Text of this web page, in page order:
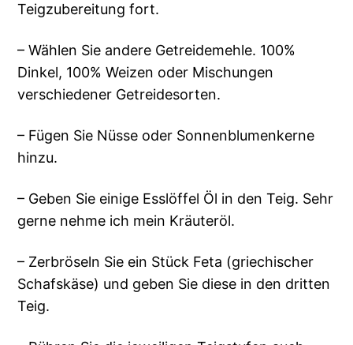
Teigzubereitung fort.
– Wählen Sie andere Getreidemehle. 100%
Dinkel, 100% Weizen oder Mischungen
verschiedener Getreidesorten.
– Fügen Sie Nüsse oder Sonnenblumenkerne
hinzu.
– Geben Sie einige Esslöffel Öl in den Teig. Sehr
gerne nehme ich mein Kräuteröl.
– Zerbröseln Sie ein Stück Feta (griechischer
Schafskäse) und geben Sie diese in den dritten
Teig.